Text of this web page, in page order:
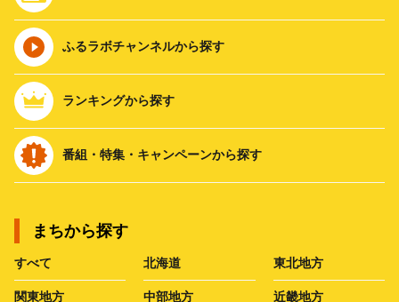
ふるラボチャンネルから探す
ランキングから探す
番組・特集・キャンペーンから探す
まちから探す
すべて 北海道 東北地方
関東地方 中部地方 近畿地方